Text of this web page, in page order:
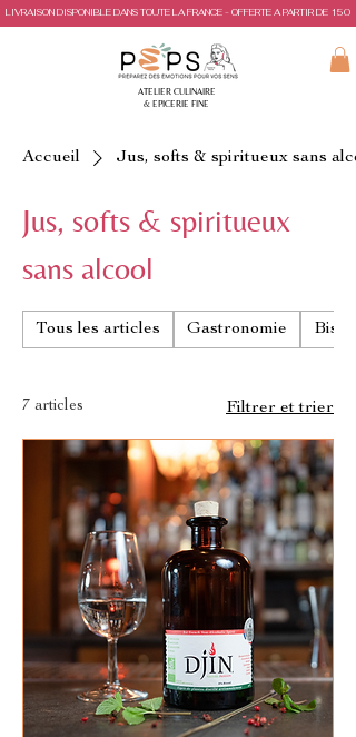
LIVRAISON DISPONIBLE DANS TOUTE LA FRANCE - OFFERTE A PARTIR DE 150€
ATELIER CULINAIRE
& EPICERIE FINE
Accueil Jus, softs & spiritueux sans
Jus, softs & spiritueux
sans alcool
Tous les articles Gastronomie
7 articles Filtrer et trier